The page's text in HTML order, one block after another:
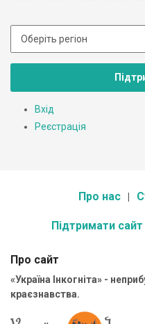
Вхід
Реєстрація
Про нас
Підтримати сайт
Про сайт
«Україна Інкогніта» -
краєзнавства.